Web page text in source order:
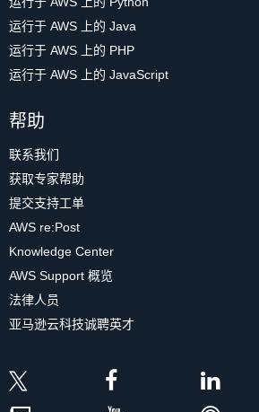
运行于 AWS 上的 Java
运行于 AWS 上的 PHP
运行于 AWS 上的 JavaScript
帮助
联系我们
获取专家帮助
提交支持工单
AWS re:Post
Knowledge Center
AWS Support 概览
法律人员
亚马逊云科技诚聘英才